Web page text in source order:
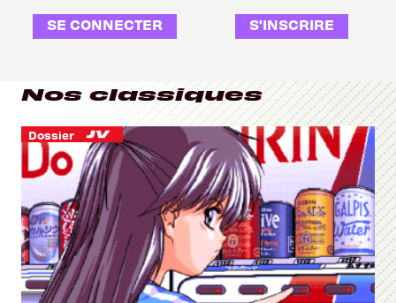
SE CONNECTER S'INSCRIRE
Nos classiques
Dossier